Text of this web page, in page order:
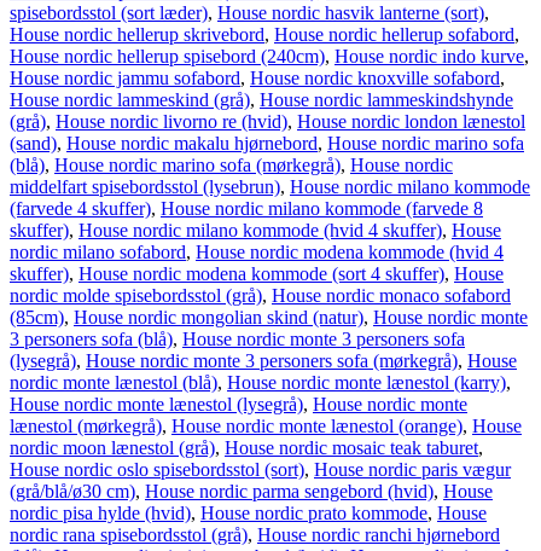
spisebordsstol (sort læder), House nordic hasvik lanterne (sort),
House nordic hellerup skrivebord, House nordic hellerup sofabord,
House nordic hellerup spisebord (240cm), House nordic indo kurve,
House nordic jammu sofabord, House nordic knoxville sofabord,
House nordic lammeskind (grå), House nordic lammeskindshynde
(grå), House nordic livorno re (hvid), House nordic london lænestol
(sand), House nordic makalu hjørnebord, House nordic marino sofa
(blå), House nordic marino sofa (mørkegrå), House nordic
middelfart spisebordsstol (lysebrun), House nordic milano kommode
(farvede 4 skuffer), House nordic milano kommode (farvede 8
skuffer), House nordic milano kommode (hvid 4 skuffer), House
nordic milano sofabord, House nordic modena kommode (hvid 4
skuffer), House nordic modena kommode (sort 4 skuffer), House
nordic molde spisebordsstol (grå), House nordic monaco sofabord
(85cm), House nordic mongolian skind (natur), House nordic monte
3 personers sofa (blå), House nordic monte 3 personers sofa
(lysegrå), House nordic monte 3 personers sofa (mørkegrå), House
nordic monte lænestol (blå), House nordic monte lænestol (karry),
House nordic monte lænestol (lysegrå), House nordic monte
lænestol (mørkegrå), House nordic monte lænestol (orange), House
nordic moon lænestol (grå), House nordic mosaic teak taburet,
House nordic oslo spisebordsstol (sort), House nordic paris vægur
(grå/blå/ø30 cm), House nordic parma sengebord (hvid), House
nordic pisa hylde (hvid), House nordic prato kommode, House
nordic rana spisebordsstol (grå), House nordic ranchi hjørnebord